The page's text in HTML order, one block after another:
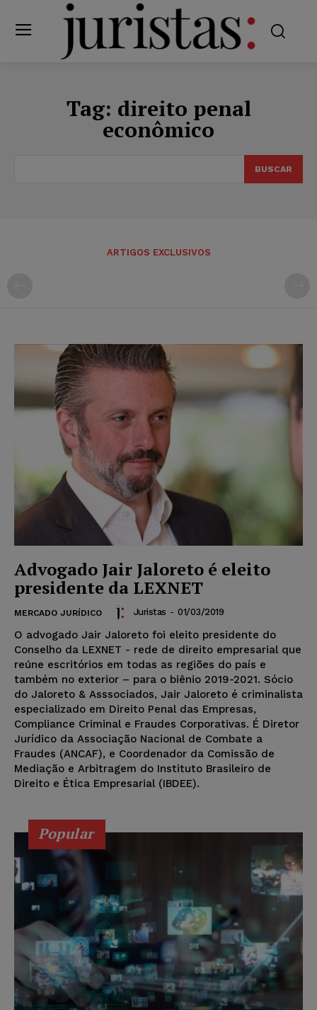
Tag: direito penal
econômico
BUSCAR
ARTIGOS EXCLUSIVOS
Advogado Jair Jaloreto é eleito
presidente da LEXNET
MERCADO JURÍDICO Juristas - 01/03/2019
O advogado Jair Jaloreto foi eleito presidente do
Conselho da LEXNET - rede de direito empresarial que
reúne escritórios em todas as regiões do país e
também no exterior – para o biênio 2019-2021. Sócio
do Jaloreto & Asssociados, Jair Jaloreto é criminalista
especializado em Direito Penal das Empresas,
Compliance Criminal e Fraudes Corporativas. É Diretor
Jurídico da Associação Nacional de Combate a
Fraudes (ANCAF), e Coordenador da Comissão de
Mediação e Arbitragem do Instituto Brasileiro de
Direito e Ética Empresarial (IBDEE).
Popular